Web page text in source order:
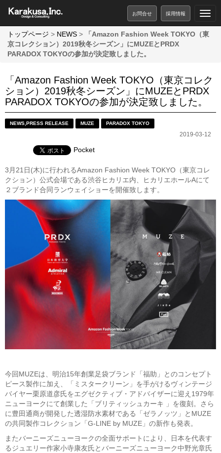
採用情報
お問合せ
トップページ > NEWS >
「Amazon Fashion Week TOKYO（東
京コレクション）2019秋冬シーズン」にMUZEとPRDX
PARADOX TOKYOの参加が決定致しました。
「Amazon Fashion Week TOKYO（東京コレク
ション）2019秋冬シーズン」にMUZEとPRDX
PARADOX TOKYOの参加が決定致しました。
NEWS PRESS RELEASE MUZE PARADOX TOKYO
2019-03-12
Pocket
3月21日(木)に行われるAmazon Fashion Week TOKYO（東京コレ
クション）公式会場である渋谷ヒカリエ内、ヒカリエホールAにて
２ブランド合同ランウェイショーを開催致します。
今回MUZEは、明治15年創業足袋ブランド「福助」とのコンセプト
ピース製作に加え、「ミスタークリーン」を手がけるヴィンテージ
バイヤー栗原道彦氏をエグゼクティブ・アドバイザーに迎え1979年
ニューヨークにて創業した「ブリティッシュカーキ 」を復刻。さら
に豊田通商が開発した透湿防水素材である「ゼラノッツ」とMUZE
の共同製作コレクション「G-LINE by MUZE」の新作も発表。
またバーニーズニューヨークの全面サポートにより、日本を代表す
るジュエリー作家小寺康友氏とバーニーズニューヨーク中野光章氏